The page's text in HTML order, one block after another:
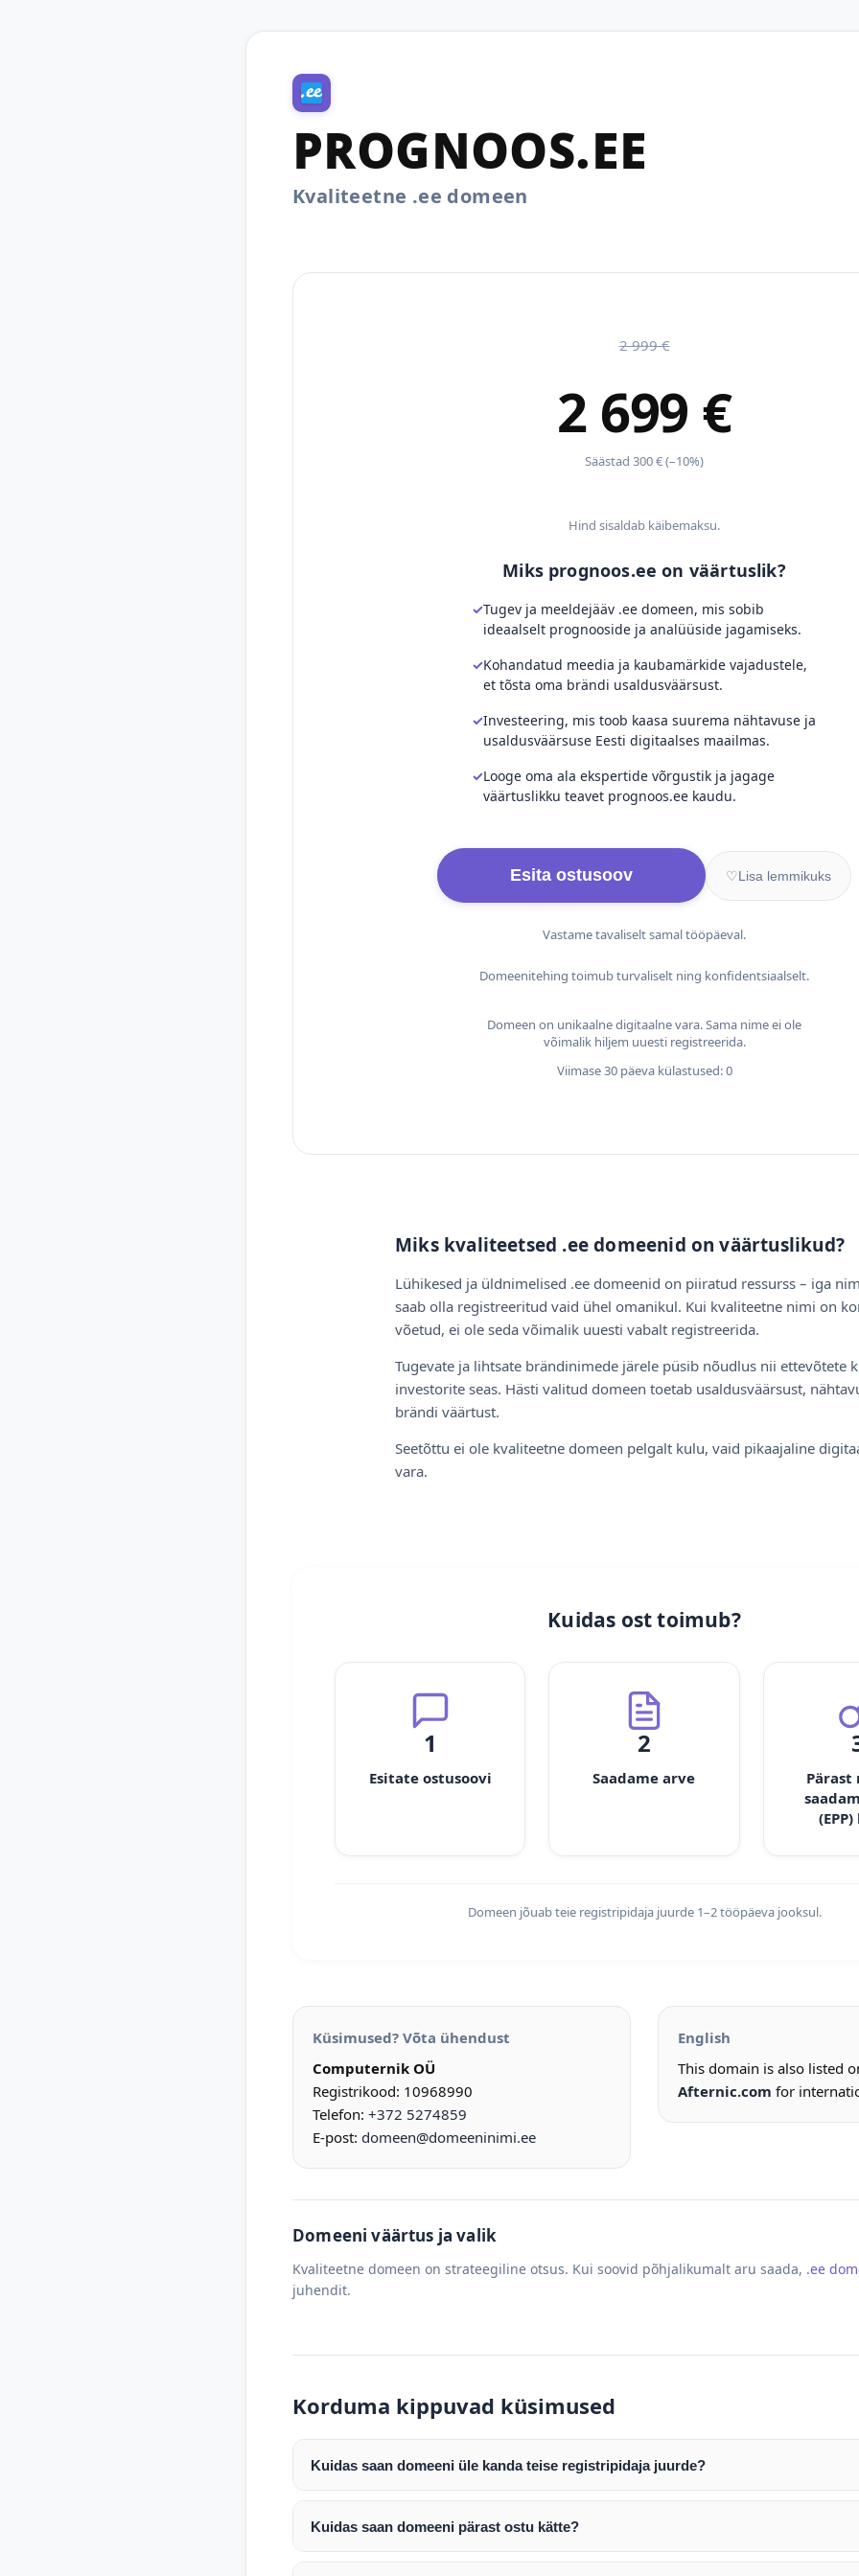
PROGNOOS.EE
Kvaliteetne .ee domeen
2 999 €
2 699 €
Säästad 300 € (–10%)
Hind sisaldab käibemaksu.
Miks prognoos.ee on väärtuslik?
Tugev ja meeldejääv .ee domeen, mis sobib
ideaalselt prognooside ja analüüside jagamiseks.
Kohandatud meedia ja kaubamärkide vajadustele,
et tõsta oma brändi usaldusväärsust.
Investeering, mis toob kaasa suurema nähtavuse ja
usaldusväärsuse Eesti digitaalses maailmas.
Looge oma ala ekspertide võrgustik ja jagage
väärtuslikku teavet prognoos.ee kaudu.
Esita ostusoov ♡Lisa lemmikuks
Vastame tavaliselt samal tööpäeval.
Domeenitehing toimub turvaliselt ning konfidentsiaalselt.
Domeen on unikaalne digitaalne vara. Sama nime ei ole
võimalik hiljem uuesti registreerida.
Viimase 30 päeva külastused: 0
Miks kvaliteetsed .ee domeenid on väärtuslikud?
Lühikesed ja üldnimelised .ee domeenid on piiratud ressurss – iga
saab olla registreeritud vaid ühel omanikul. Kui kvaliteetne nimi on
võetud, ei ole seda võimalik uuesti vabalt registreerida.
Tugevate ja lihtsate brändinimede järele püsib nõudlus nii ettevõtete
investorite seas. Hästi valitud domeen toetab usaldusväärsust,
brändi väärtust.
Seetõttu ei ole kvaliteetne domeen pelgalt kulu, vaid pikaajaline
vara.
Kuidas ost toimub?
1
Esitate ostusoovi
2
Saadame arve
Pärast
Domeen jõuab teie registripidaja juurde 1–2 tööpäeva jooksul.
Küsimused? Võta ühendust
Computernik OÜ
Registrikood: 10968990
Telefon: +372 5274859
E-post: domeen@domeeninimi.ee
English
This domain is also listed
Afternic.com for
Domeeni väärtus ja valik
Kvaliteetne domeen on strateegiline otsus. Kui soovid põhjalikumalt aru saada, .ee
juhendit.
Korduma kippuvad küsimused
Kuidas saan domeeni üle kanda teise registripidaja juurde?
Pärast makse laekumist edastame teile domeeni AUTH (EPP) koodi. Selle abil saate
enda valitud registripidaja juurde.
Domeeni ülekandmine toimub registripidajate vahelise protsessina ning võib võtta
Kuidas saan domeeni pärast ostu kätte?
Pärast ostu vormistamist väljastame arve. Maksekinnituse järel edastame teile